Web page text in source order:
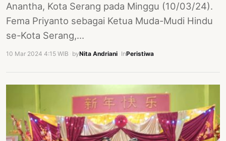
Anantha, Kota Serang pada Minggu (10/03/24).
Fema Priyanto sebagai Ketua Muda-Mudi Hindu
se-Kota Serang,…
10 Mar 2024 4:15 WIB byNita Andriani InPeristiwa